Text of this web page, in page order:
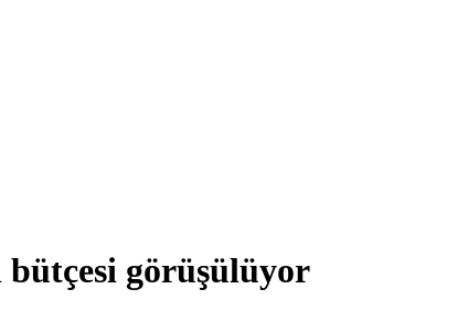
bütçesi görüşülüyor